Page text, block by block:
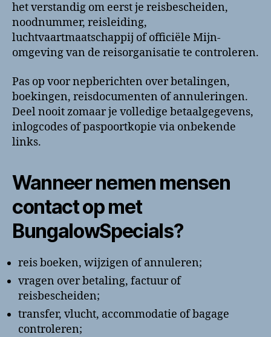
het verstandig om eerst je reisbescheiden,
noodnummer, reisleiding,
luchtvaartmaatschappij of officiële Mijn-
omgeving van de reisorganisatie te controleren.
Pas op voor nepberichten over betalingen,
boekingen, reisdocumenten of annuleringen.
Deel nooit zomaar je volledige betaalgegevens,
inlogcodes of paspoortkopie via onbekende
links.
Wanneer nemen mensen
contact op met
BungalowSpecials?
reis boeken, wijzigen of annuleren;
vragen over betaling, factuur of
reisbescheiden;
transfer, vlucht, accommodatie of bagage
controleren;